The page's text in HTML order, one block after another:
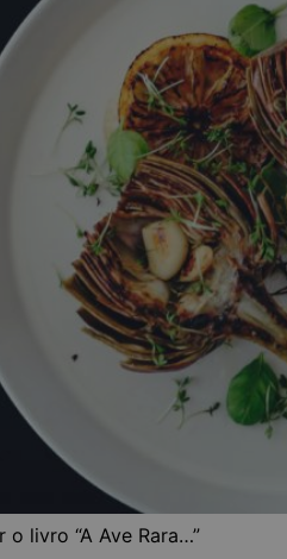
livro “A Ave Rara…”